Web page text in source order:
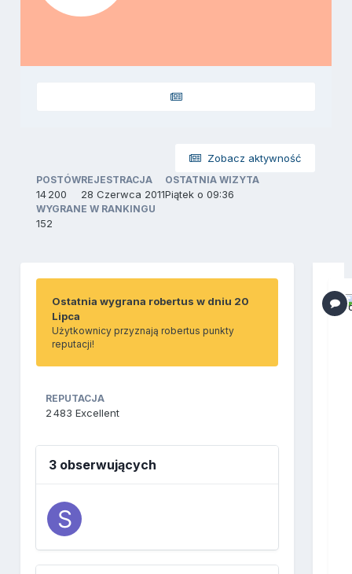
Zobacz aktywność
POSTÓW
14 200
REJESTRACJA
28 Czerwca 2011
OSTATNIA WIZYTA
Piątek o 09:36
WYGRANE W RANKINGU
152
Ostatnia wygrana robertus w dniu 20
Lipca
Użytkownicy przyznają robertus punkty
reputacji!
REPUTACJA
2 483 Excellent
3 obserwujących